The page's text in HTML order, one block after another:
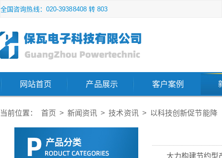
全国咨询热线：020-39388408 转 803
网站首页 产品展示 客户案例
当前位置： 首页 > 新闻资讯 > 技术资讯 > 以科技创新促节能降
大力构建节约型产
产品分类